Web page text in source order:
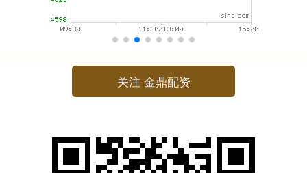
关注 金鼎配资